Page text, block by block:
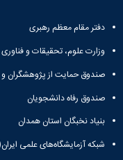
دفتر مقام معظم رهبری
وزارت علوم، تحقیقات و فناوری
صندوق حمایت از پژوهشگران و
صندوق رفاه دانشجویان
بنیاد نخبگان استان همدان
شبکه آزمایشگاه‌های علمی